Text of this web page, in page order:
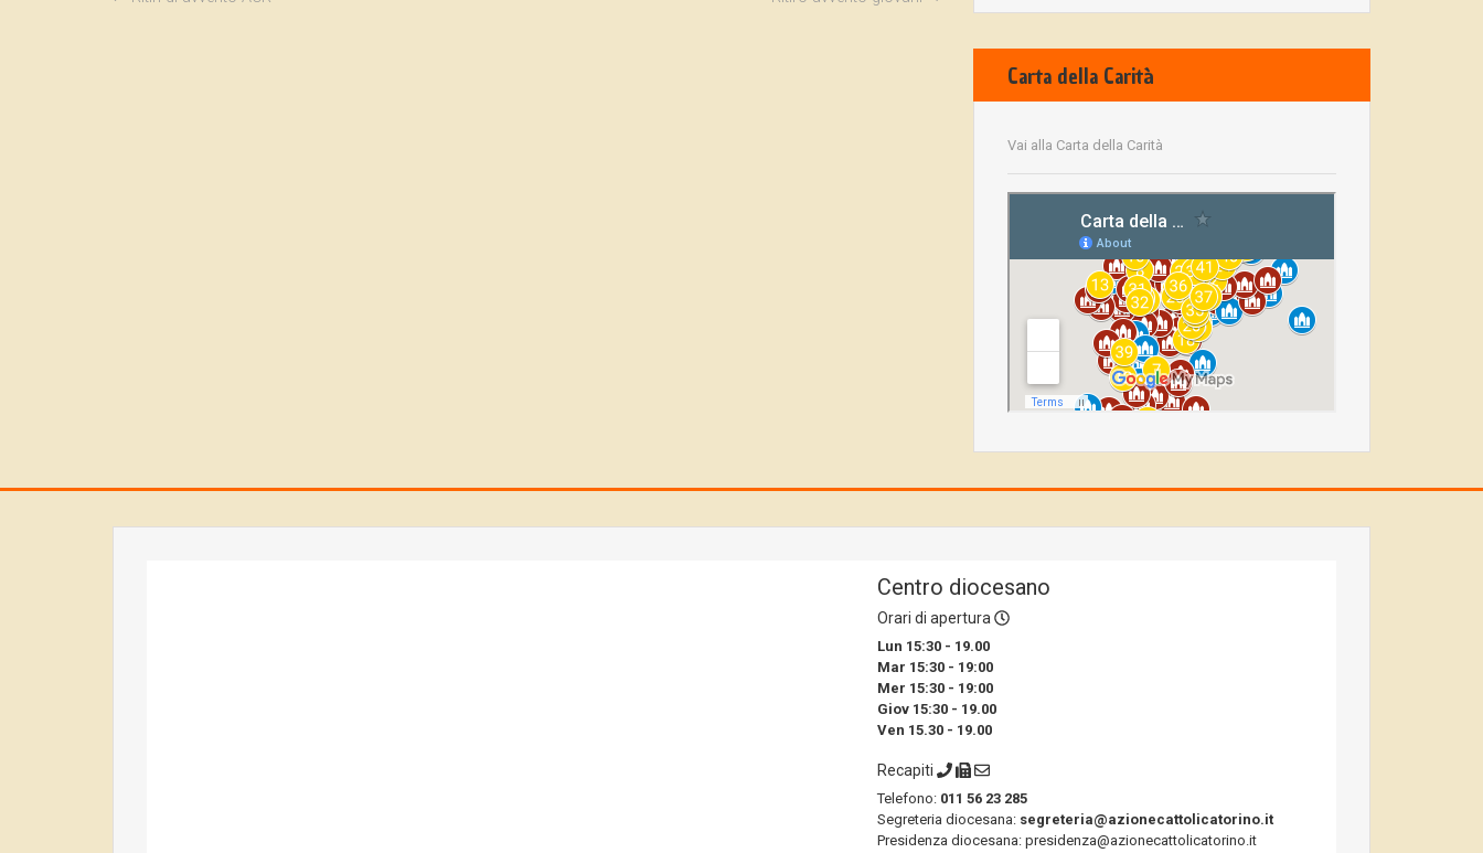
Carta della Carità
Vai alla Carta della Carità
Centro diocesano
Orari di apertura
Lun 15:30 - 19.00
Mar 15:30 - 19:00
Mer 15:30 - 19:00
Giov 15:30 - 19.00
Ven 15.30 - 19.00
Recapiti
Telefono: 011 56 23 285
Segreteria diocesana: segreteria@azionecattolicatorino.it
Presidenza diocesana: presidenza@azionecattolicatorino.it